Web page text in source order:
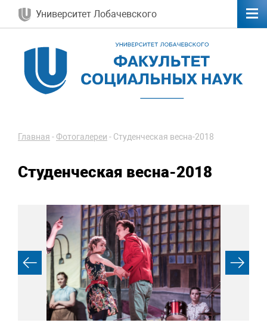
Университет Лобачевского
Главная -Фотогалереи - Студенческая весна-2018
Студенческая весна-2018